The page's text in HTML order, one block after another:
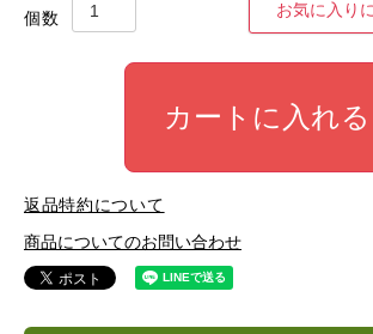
お気に入り
カートに入れる
返品特約について
商品についてのお問い合わせ